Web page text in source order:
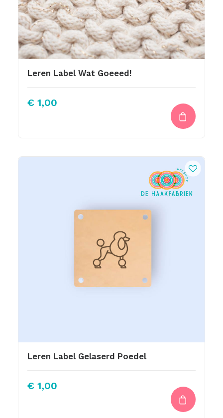
Leren Label Wat Goeeed!
€ 1,00
Leren Label Gelaserd Poedel
€ 1,00